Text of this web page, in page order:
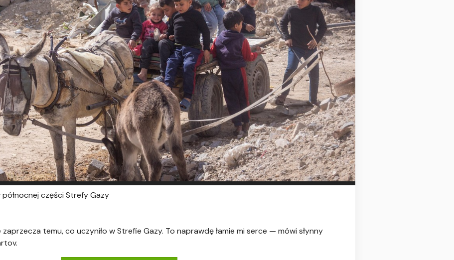
części Strefy Gazy
temu, co uczyniło w Strefie Gazy. To naprawdę łamie mi serce — mówi słynny